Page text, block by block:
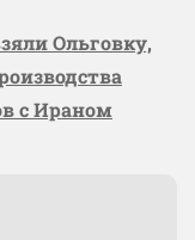
Ольговку,
с Ираном